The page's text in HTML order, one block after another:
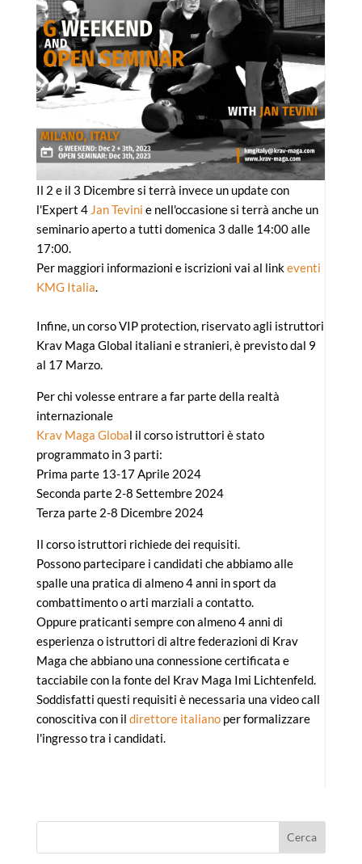
Il 2 e il 3 Dicembre si terrà invece un update con
l'Expert 4 Jan Tevini e nell'occasione si terrà anche un
seminario aperto a tutti domenica 3 dalle 14:00 alle
17:00.
Per maggiori informazioni e iscrizioni vai al linkeventi
KMG Italia.
Infine, un corso VIP protection, riservato agli istruttori
Krav Maga Global italiani e stranieri, è previsto dal 9
al 17 Marzo.
Per chi volesse entrare a far parte della realtà
internazionale
Krav Maga Global il corso istruttori è stato
programmato in 3 parti:
Prima parte 13-17 Aprile 2024
Seconda parte 2-8 Settembre 2024
Terza parte 2-8 Dicembre 2024
Il corso istruttori richiede dei requisiti.
Possono partecipare i candidati che abbiamo alle
spalle una pratica di almeno 4 anni in sport da
combattimento o arti marziali a contatto.
Oppure praticanti sempre con almeno 4 anni di
esperienza o istruttori di altre federazioni di Krav
Maga che abbiano una connessione certificata e
tacciabile con la fonte del Krav Maga Imi Lichtenfeld.
Soddisfatti questi requisiti è necessaria una video call
conoscitiva con il direttore italianoper formalizzare
l'ingresso tra i candidati.
Cerca